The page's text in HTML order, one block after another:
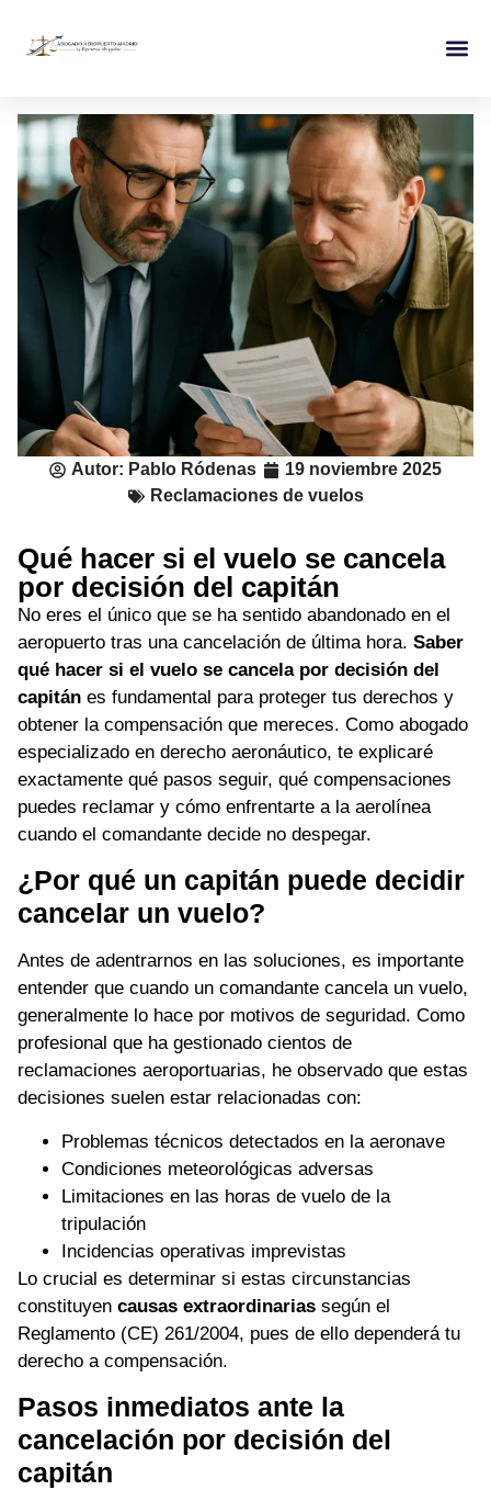
Autor: Pablo Ródenas
19 noviembre 2025
Reclamaciones de vuelos
Qué hacer si el vuelo se cancela
por decisión del capitán
No eres el único que se ha sentido abandonado en el
aeropuerto tras una cancelación de última hora. Saber
qué hacer si el vuelo se cancela por decisión del
capitán es fundamental para proteger tus derechos y
obtener la compensación que mereces. Como abogado
especializado en derecho aeronáutico, te explicaré
exactamente qué pasos seguir, qué compensaciones
puedes reclamar y cómo enfrentarte a la aerolínea
cuando el comandante decide no despegar.
¿Por qué un capitán puede decidir
cancelar un vuelo?
Antes de adentrarnos en las soluciones, es importante
entender que cuando un comandante cancela un vuelo,
generalmente lo hace por motivos de seguridad. Como
profesional que ha gestionado cientos de
reclamaciones aeroportuarias, he observado que estas
decisiones suelen estar relacionadas con:
Problemas técnicos detectados en la aeronave
Condiciones meteorológicas adversas
Limitaciones en las horas de vuelo de la
tripulación
Incidencias operativas imprevistas
Lo crucial es determinar si estas circunstancias
constituyen causas extraordinarias según el
Reglamento (CE) 261/2004, pues de ello dependerá tu
derecho a compensación.
Pasos inmediatos ante la
cancelación por decisión del
capitán